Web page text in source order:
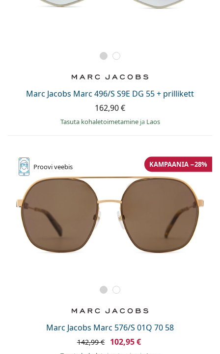
Marc Jacobs Marc 496/S S9E DG 55 + prillikett
162,90 €
Tasuta kohaletoimetamine ja Laos
Prooviveebis
Marc Jacobs Marc 576/S 01Q 70 58
KAMPAANIA −28%
142,99 € 102,95 €